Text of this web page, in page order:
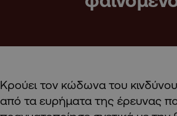
Κρούει τον κώδωνα του
από τα ευρήματα της έρευνας